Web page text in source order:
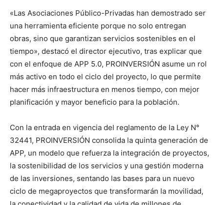
«Las Asociaciones Público-Privadas han demostrado ser
una herramienta eficiente porque no solo entregan
obras, sino que garantizan servicios sostenibles en el
tiempo», destacó el director ejecutivo, tras explicar que
con el enfoque de APP 5.0, PROINVERSIÓN asume un rol
más activo en todo el ciclo del proyecto, lo que permite
hacer más infraestructura en menos tiempo, con mejor
planificación y mayor beneficio para la población.
Con la entrada en vigencia del reglamento de la Ley N°
32441, PROINVERSIÓN consolida la quinta generación de
APP, un modelo que refuerza la integración de proyectos,
la sostenibilidad de los servicios y una gestión moderna
de las inversiones, sentando las bases para un nuevo
ciclo de megaproyectos que transformarán la movilidad,